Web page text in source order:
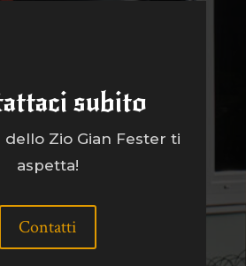
subito
dello Zio Gian Fester ti
aspetta!
Contatti